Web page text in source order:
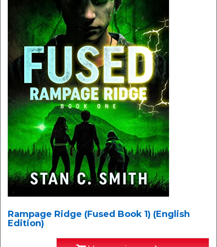
Rampage Ridge (Fused Book 1) (English
Edition)